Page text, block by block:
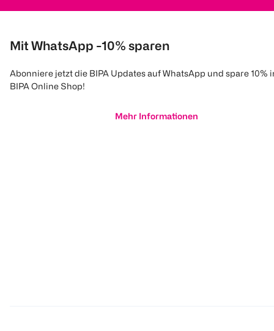
Mit WhatsApp -10% sparen
Abonniere jetzt die BIPA Updates auf WhatsApp und spare 10%
BIPA Online Shop!
Mehr Informationen